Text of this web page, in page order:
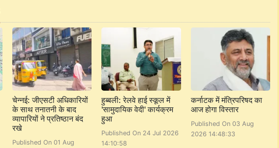
चेन्नई: जीएसटी अधिकारियों
के साथ तनातनी के बाद
व्यापारियों ने प्रतिष्ठान बंद
रखे
Published On 01 Aug
हुब्बली: रेलवे हाई स्कूल में
'सामुदायिक वेदी' कार्यक्रम
हुआ
Published On 24 Jul 2026
14:10:58
कर्नाटक में मंत्रिपरिषद का
आज होगा विस्तार
Published On 03 Aug
2026 14:48:33